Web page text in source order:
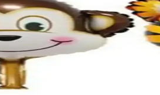
yüksek kalite ve estetik sunar, pratik
renk katıyor. Doğum günü